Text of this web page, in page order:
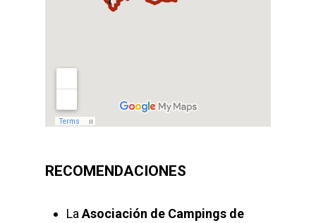
RECOMENDACIONES
LaAsociación de Campings de